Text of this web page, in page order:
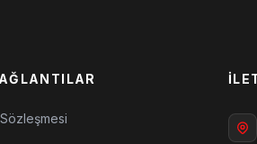
Sözleşmesi